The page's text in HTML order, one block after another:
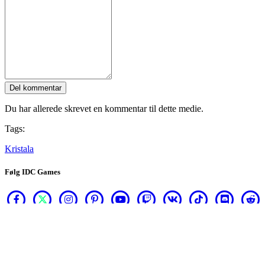
Del kommentar
Du har allerede skrevet en kommentar til dette medie.
Tags:
Kristala
Følg IDC Games